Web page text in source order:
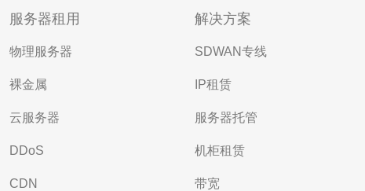
服务器租用
物理服务器
裸金属
云服务器
DDoS
CDN
解决方案
SDWAN专线
IP租赁
服务器托管
机柜租赁
带宽